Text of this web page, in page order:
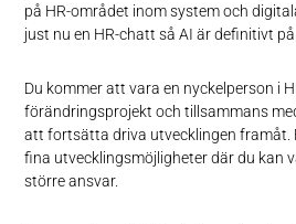
på HR-området inom system och
just nu en HR-chatt så AI är definitivt
Du kommer att vara en nyckelperson i
förändringsprojekt och tillsammans
att fortsätta driva utvecklingen framåt.
fina utvecklingsmöjligheter där du kan
större ansvar.